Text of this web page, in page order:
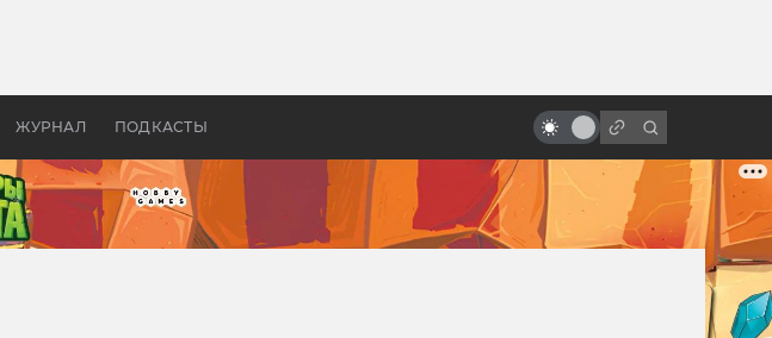
ЖУРНАЛ ПОДКАСТЫ
бы «Властелина колец»
лезвии